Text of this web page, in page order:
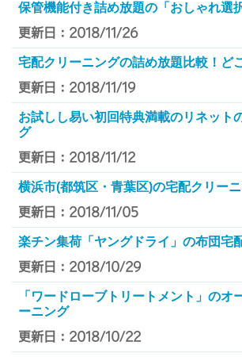
保管機能付き詰め放題の「おしゃれ選
更新日：2018/11/26
宅配クリーニングの詰め放題比較！ど
更新日：2018/11/19
お試しし易い初回特典満載のリネット
グ
更新日：2018/11/12
横浜市(都筑区・青葉区)の宅配クリーニ
更新日：2018/11/05
楽チン集荷「ヤングドライ」の布団宅
更新日：2018/10/29
「ワードローブトリートメント」のオ
ーニング
更新日：2018/10/22